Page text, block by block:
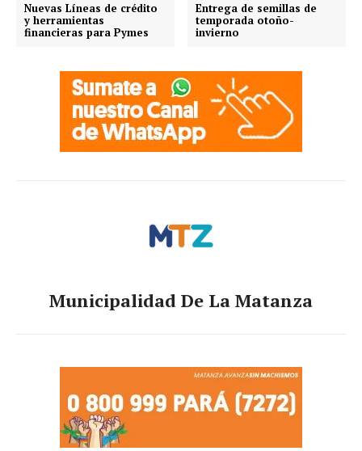
Nuevas Líneas de crédito
y herramientas
financieras para Pymes
Entrega de semillas de
temporada otoño-
invierno
Municipalidad De La Matanza